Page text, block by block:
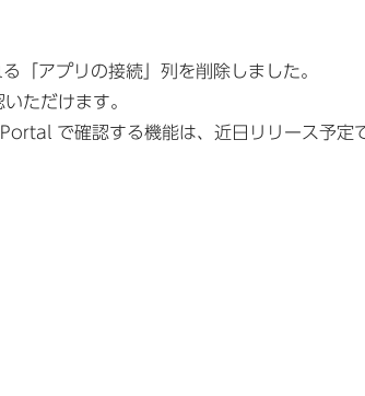
「アプリの接続」列を削除しました。
ただけます。
で確認する機能は、近日リリース予定